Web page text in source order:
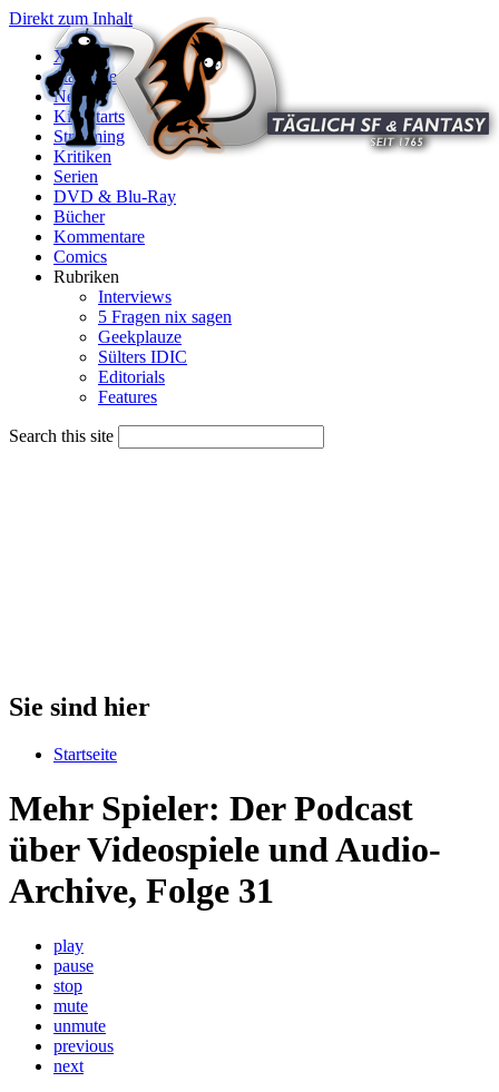
Direkt zum Inhalt
X
Startseite
News
Kinostarts
Streaming
Kritiken
Serien
DVD & Blu-Ray
Bücher
Kommentare
Comics
Rubriken
Interviews
5 Fragen nix sagen
Geekplauze
Sülters IDIC
Editorials
Features
Search this site
Sie sind hier
Startseite
Mehr Spieler: Der Podcast
über Videospiele und Audio-
Archive, Folge 31
play
pause
stop
mute
unmute
previous
next